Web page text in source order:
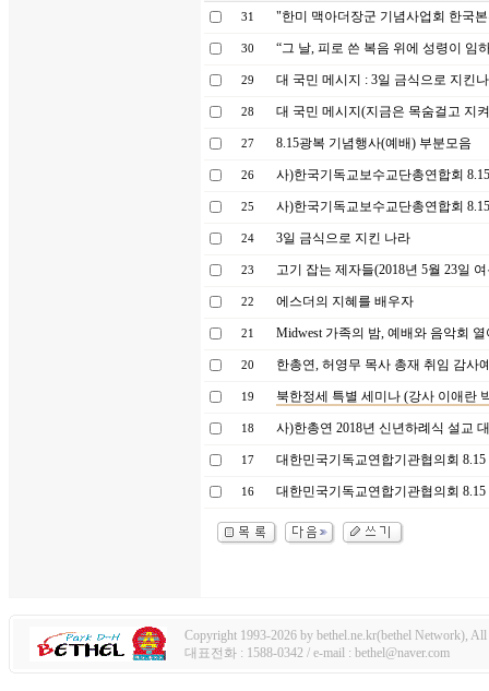
31 "한미 맥아더장군 기념사업회 한국
30 “그 날, 피로 쓴 복음 위에 성령이 임
29 대 국민 메시지 : 3일 금식으로 지킨
28 대 국민 메시지(지금은 목숨걸고 지
27 8.15광복 기념행사(예배) 부분모음
26 사)한국기독교보수교단총연합회
25 사)한국기독교보수교단총연합회
24 3일 금식으로 지킨 나라
23 고기 잡는 제자들(2018년 5월 23일
22 에스더의 지혜를 배우자
21 Midwest 가족의 밤, 예배와 음악회 열
20 한총연, 허영무 목사 총재 취임 감사
19 북한정세 특별 세미나 (강사 이애란
18 사)한총연 2018년 신년하례식 설교
17 대한민국기독교연합기관협의회
16 대한민국기독교연합기관협의회
Copyright 1993-2026 by bethel.ne.kr(bethel Network), All
대표전화 : 1588-0342 / e-mail : bethel@naver.com